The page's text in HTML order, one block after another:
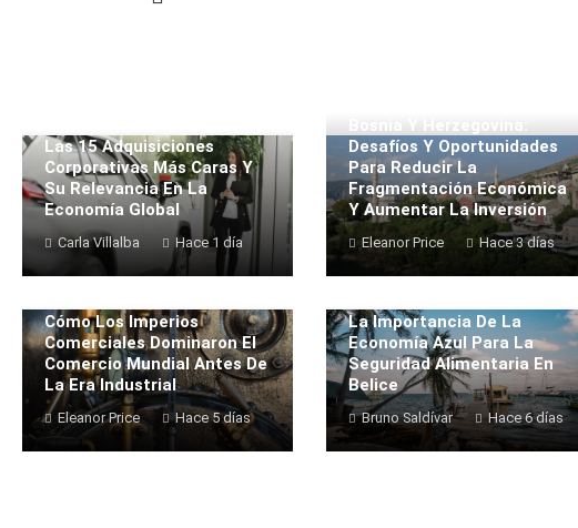
Las 15 Adquisiciones
Corporativas Más Caras Y
Su Relevancia En La
Economía Global
Carla Villalba Hace 1 día
Bosnia Y Herzegovina:
Desafíos Y Oportunidades
Para Reducir La
Fragmentación Económica
Y Aumentar La Inversión
Eleanor Price Hace 3 días
Cómo Los Imperios
Comerciales Dominaron El
Comercio Mundial Antes De
La Era Industrial
Eleanor Price Hace 5 días
La Importancia De La
Economía Azul Para La
Seguridad Alimentaria En
Belice
Bruno Saldívar Hace 6 días